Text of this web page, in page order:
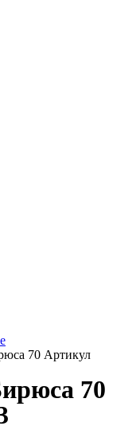
70 Артикул
70